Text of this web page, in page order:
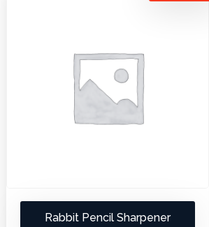
Rabbit Pencil Sharpener